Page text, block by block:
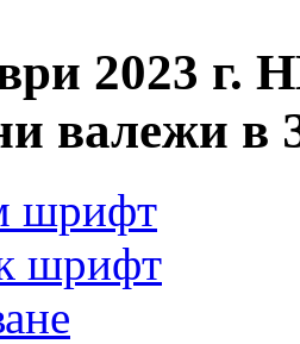
2023 г.
валежи в
шрифт
шрифт